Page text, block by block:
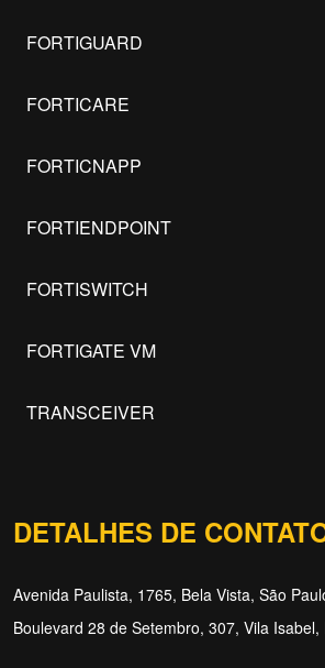
FORTIGUARD
FORTICARE
FORTICNAPP
FORTIENDPOINT
FORTISWITCH
FORTIGATE VM
TRANSCEIVER
DETALHES DE
Avenida Paulista, 1765, Bela Vista, São
Boulevard 28 de Setembro, 307, Vila